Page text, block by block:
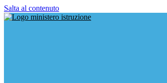
Salta al contenuto